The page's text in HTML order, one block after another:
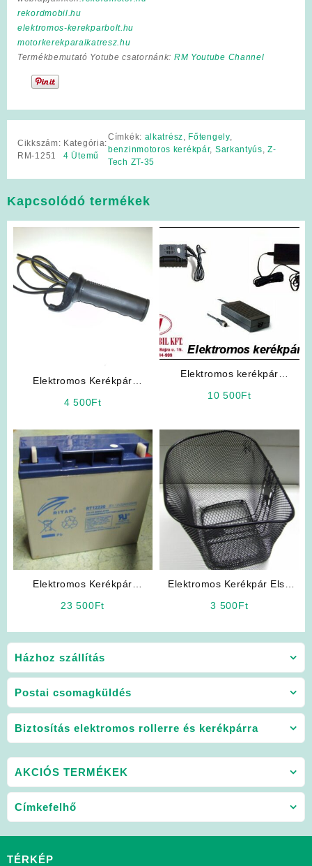
Házhoz szállítás
Postai csomagküldés
Biztosítás elektromos rollerre és kerékpárra
rekordmobil.hu
elektromos-kerekparbolt.hu
motorkerekparalkatresz.hu
Termékbemutató Yotube csatornánk: RM Youtube Channel
Cikkszám:
RM-1251
Kategória:
4 Ütemű
Címkék: alkatrész, Főtengely,
benzinmotoros kerékpár, Sarkantyús,Z-
Tech ZT-35
Kapcsolódó termékek
Elektromos Kerékpár
4 500Ft
Elektromos kerékpár
10 500Ft
Elektromos Kerékpár
23 500Ft
Elektromos Kerékpár Első
3 500Ft
AKCIÓS TERMÉKEK
Címkefelhő
TÉRKÉP